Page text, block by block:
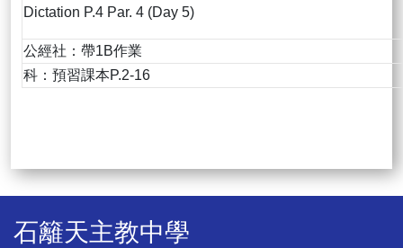
Dictation P.4 Par. 4 (Day 5)
公經社：帶1B作業
科：預習課本P.2-16
石籬天主教中學